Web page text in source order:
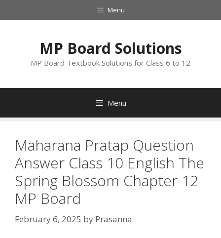
to
Menu
MP Board Solutions
MP Board Textbook Solutions for Class 6 to 12
Menu
Maharana Pratap Question
Answer Class 10 English The
Spring Blossom Chapter 12
MP Board
February 6, 2025 by Prasanna